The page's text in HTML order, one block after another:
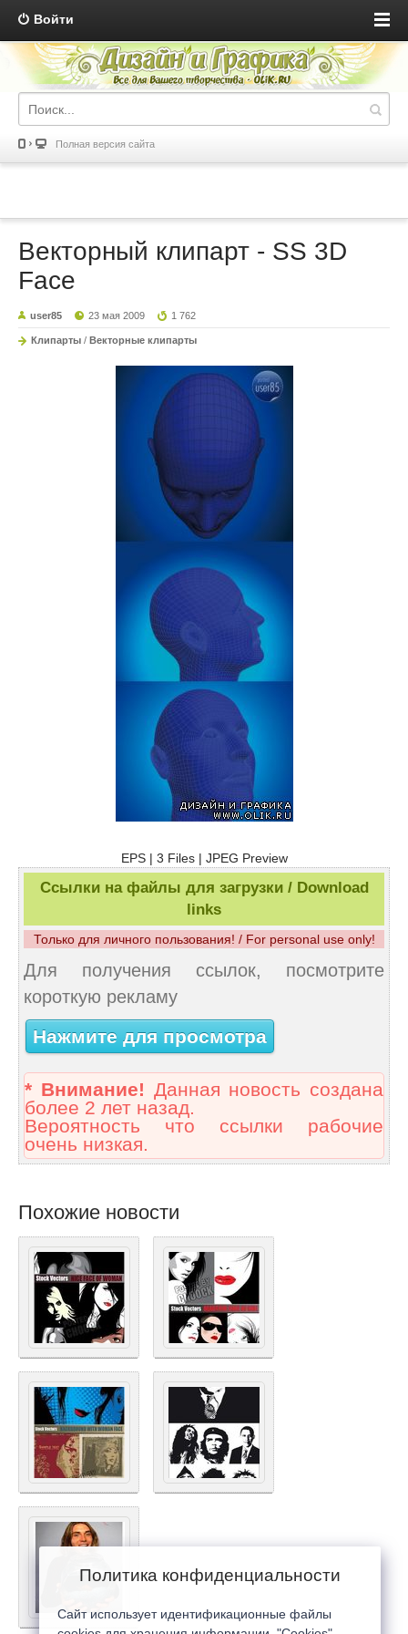
Войти
Полная версия сайта
Векторный клипарт - SS 3D
Face
user85 23 мая 2009 1 762
Клипарты / Векторные клипарты
EPS | 3 Files | JPEG Preview
Ссылки на файлы для загрузки / Download
links
Только для личного пользования! / For personal use only!
Для получения ссылок, посмотрите
короткую рекламу
Нажмите для просмотра
* Внимание! Данная новость создана
более 2 лет назад.
Вероятность что ссылки рабочие
очень низкая.
Похожие новости
Политика конфиденциальности
Сайт использует идентификационные файлы